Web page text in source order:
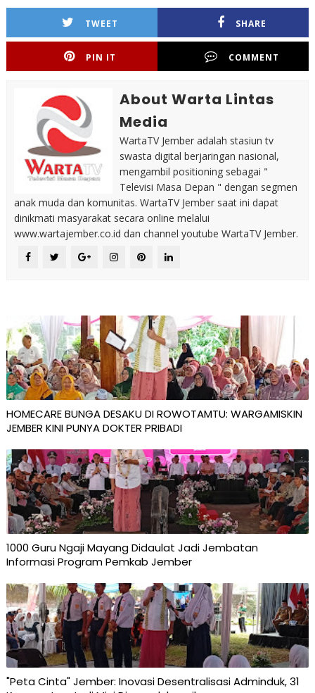
TWEET SHARE
PIN IT COMMENT
About Warta Lintas
Media
WartaTV Jember adalah stasiun tv
swasta digital berjaringan nasional,
mengambil positioning sebagai "
Televisi Masa Depan " dengan segmen
anak muda dan komunitas. WartaTV Jember saat ini dapat
dinikmati masyarakat secara online melalui
www.wartajember.co.id dan channel youtube WartaTV Jember.
HOMECARE BUNGA DESAKU DI ROWOTAMTU: WARGAMISKIN
JEMBER KINI PUNYA DOKTER PRIBADI
1000 Guru Ngaji Mayang Didaulat Jadi Jembatan
Informasi Program Pemkab Jember
"Peta Cinta" Jember: Inovasi Desentralisasi Adminduk, 31